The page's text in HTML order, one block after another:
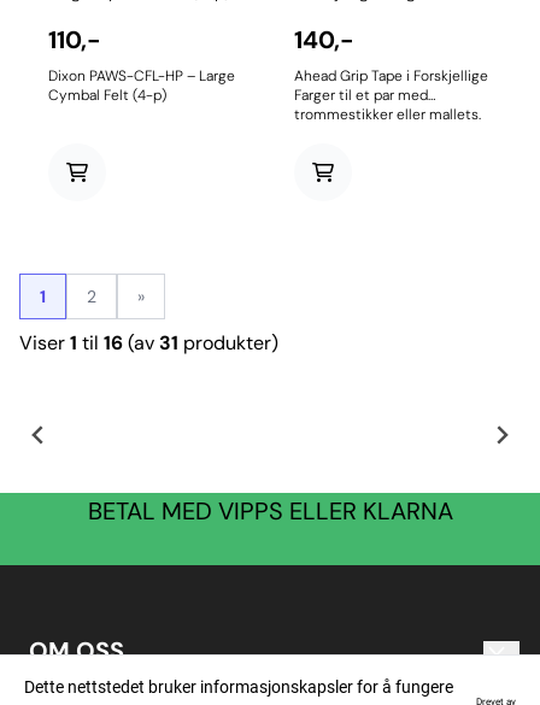
110,-
Dixon PAWS-CFL-HP – Large
Cymbal Felt (4-p)
140,-
Ahead Grip Tape i Forskjellige
Farger til et par med
trommestikker eller mallets.
1 2 »
Viser1 til 16(av31 produkter)
BETAL MED VIPPS ELLER KLARNA
OM OSS
Hornaas Musikk AS
Dette nettstedet bruker informasjonskapsler for å fungere
Drevet av